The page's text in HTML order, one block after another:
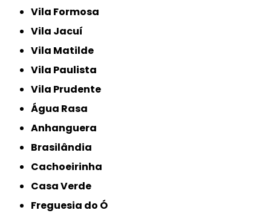
Vila Formosa
Vila Jacuí
Vila Matilde
Vila Paulista
Vila Prudente
Água Rasa
Anhanguera
Brasilândia
Cachoeirinha
Casa Verde
Freguesia do Ó